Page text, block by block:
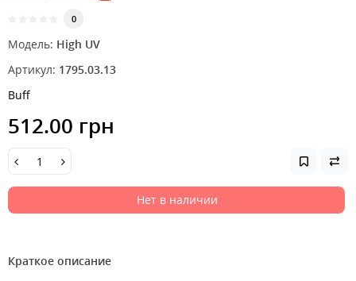
0
Модель: High UV
Артикул: 1795.03.13
Buff
512.00 грн
Нет в наличии
Краткое описание